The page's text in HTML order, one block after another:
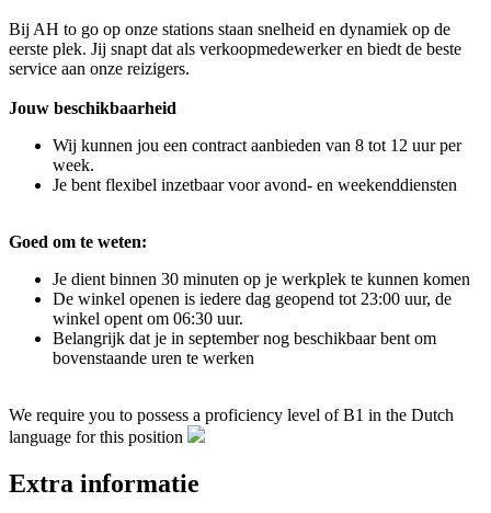
Bij AH to go op onze stations staan snelheid en dynamiek op de
eerste plek. Jij snapt dat als verkoopmedewerker en biedt de beste
service aan onze reizigers.
Jouw beschikbaarheid
Wij kunnen jou een contract aanbieden van 8 tot 12 uur per
week.
Je bent flexibel inzetbaar voor avond- en weekenddiensten
Goed om te weten:
Je dient binnen 30 minuten op je werkplek te kunnen komen
De winkel openen is iedere dag geopend tot 23:00 uur, de
winkel opent om 06:30 uur.
Belangrijk dat je in september nog beschikbaar bent om
bovenstaande uren te werken
We require you to possess a proficiency level of B1 in the Dutch
language for this position
Extra informatie